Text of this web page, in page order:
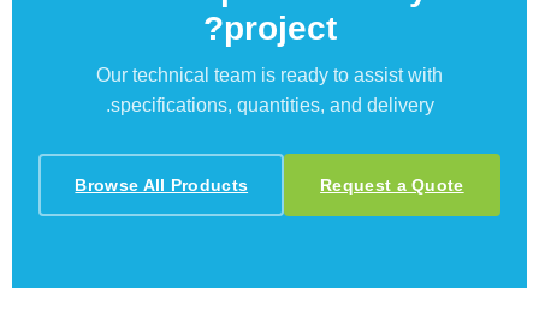
project?
Our technical team is ready to assist with
specifications, quantities, and delivery.
Request a Quote
Browse All Products